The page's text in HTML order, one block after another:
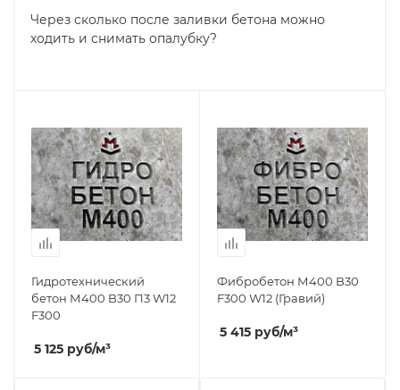
Через сколько после заливки бетона можно
ходить и снимать опалубку?
Гидротехнический
бетон М400 B30 П3 W12
F300
5 125 руб/м³
Фибробетон М400 B30
F300 W12 (Гравий)
5 415 руб/м³